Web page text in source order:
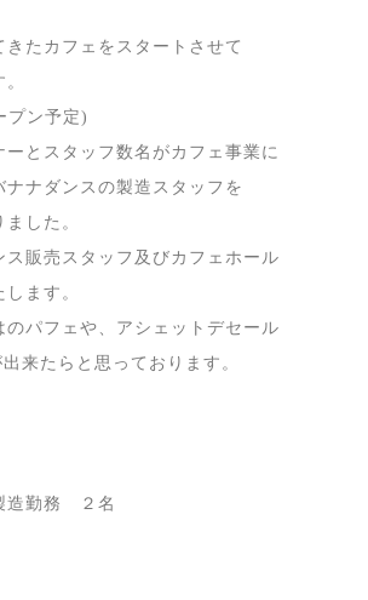
きたカフェをスタートさせて
プン予定)
ーとスタッフ数名がカフェ事業に
ナダンスの製造スタッフを
した。
ス販売スタッフ及びカフェホール
ます。
のパフェや、アシェットデセール
出来たらと思っております。
造勤務 ２名